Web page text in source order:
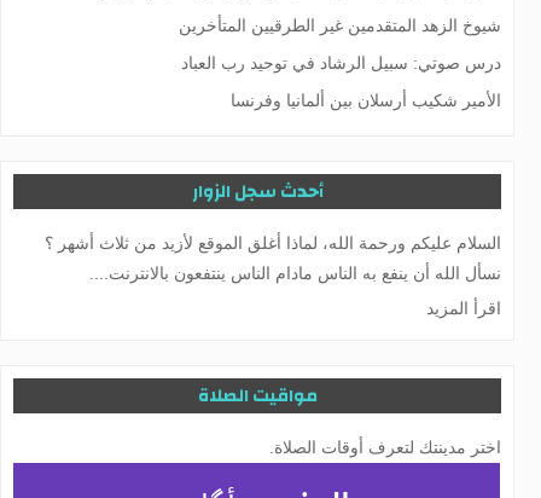
شيوخ الزهد المتقدمين غير الطرقيين المتأخرين
درس صوتي: سبيل الرشاد في توحيد رب العباد
الأمير شكيب أرسلان بين ألمانيا وفرنسا
أحدث سجل الزوار
السلام عليكم ورحمة الله، لماذا أغلق الموقع لأزيد من ثلاث أشهر ؟
نسأل الله أن ينفع به الناس مادام الناس ينتفعون بالانترنت....
اقرأ المزيد
مواقيت الصلاة
اختر مدينتك لتعرف أوقات الصلاة.